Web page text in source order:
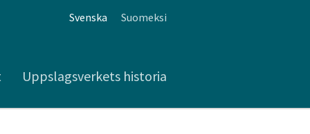
Svenska Suomeksi
Uppslagsverkets historia